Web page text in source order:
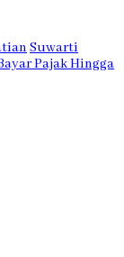
Suwarti
Pajak Hingga